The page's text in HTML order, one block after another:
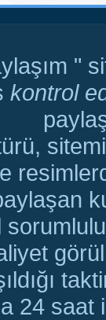
"
kontrol
24 saat